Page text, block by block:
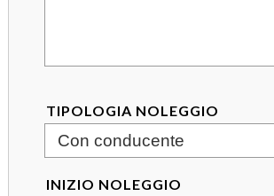
TIPOLOGIA NOLEGGIO
INIZIO NOLEGGIO